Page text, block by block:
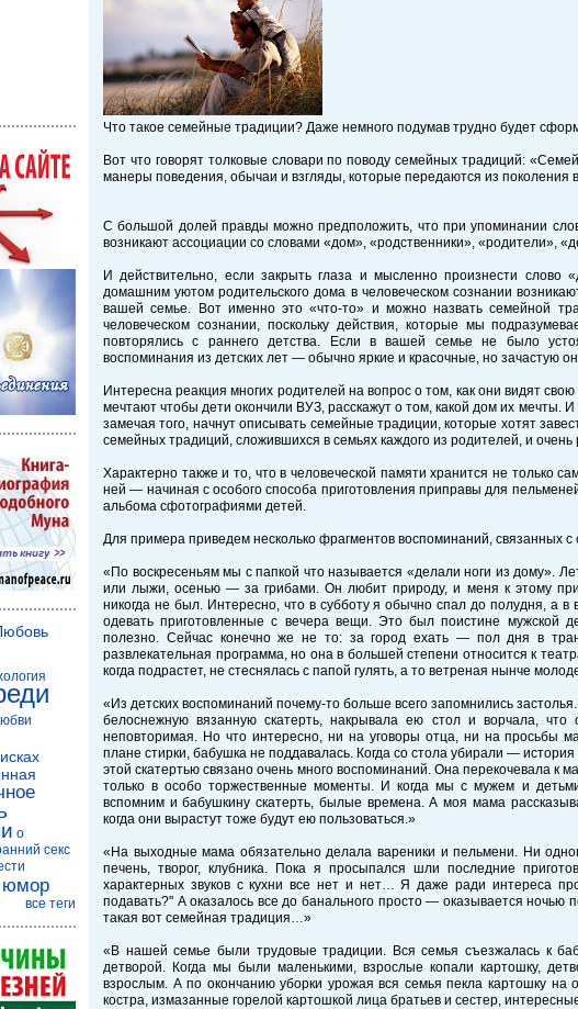
Что такое семейные традиции? Даже немного подумав трудно будет
Вот что говорят толковые словари по поводу семейных традиций:
манеры поведения, обычаи и взгляды, которые передаются из поколения
С большой долей правды можно предположить, что при упоминании
возникают ассоциации со словами «дом», «родственники», «родители»,
И действительно, если закрыть глаза и мысленно произнести
домашним уютом родительского дома в человеческом сознании
вашей семье. Вот именно это «что-то» и можно назвать семейной
человеческом сознании, поскольку действия, которые мы
повторялись с раннего детства. Если в вашей семье не было
воспоминания из детских лет — обычно яркие и красочные, но зачастую
Интересна реакция многих родителей на вопрос о том, как они видят
мечтают чтобы дети окончили ВУЗ, расскажут о том, какой дом их мечты.
замечая того, начнут описывать семейные традиции, которые хотят
семейных традиций, сложившихся в семьях каждого из родителей, и
Характерно также и то, что в человеческой памяти хранится не только
ней — начиная с особого способа приготовления приправы для
альбома сфотографиями детей.
Для примера приведем несколько фрагментов воспоминаний, связанных
«По воскресеньям мы с папкой что называется «делали ноги из дому».
или лыжи, осенью — за грибами. Он любит природу, и меня к этому
никогда не был. Интересно, что в субботу я обычно спал до полудня, а
одевать приготовленные с вечера вещи. Это был поистине мужской
полезно. Сейчас конечно же не то: за город ехать — пол дня в
развлекательная программа, но она в большей степени относится к
когда подрастет, не стеснялась с папой гулять, а то ветреная нынче
«Из детских воспоминаний почему-то больше всего запомнились
белоснежную вязанную скатерть, накрывала ею стол и ворчала,
неповторимая. Но что интересно, ни на уговоры отца, ни на просьбы
плане стирки, бабушка не поддавалась. Когда со стола убирали —
этой скатертью связано очень много воспоминаний. Она перекочевала
только в особо торжественные моменты. И когда мы с мужем и
вспомним и бабушкину скатерть, былые времена. А моя мама
когда они вырастут тоже будут ею пользоваться.»
«На выходные мама обязательно делала вареники и пельмени. Ни
печень, творог, клубника. Пока я просыпался шли последние
характерных звуков с кухни все нет и нет… Я даже ради интереса
подавать?" А оказалось все до банального просто — оказывается
такая вот семейная традиция…»
«В нашей семье были трудовые традиции. Вся семья съезжалась к
детворой. Когда мы были маленькими, взрослые копали картошку,
взрослым. А по окончанию уборки урожая вся семья пекла картошку
костра, измазанные горелой картошкой лица братьев и сестер,
о
секс
юмор
все теги